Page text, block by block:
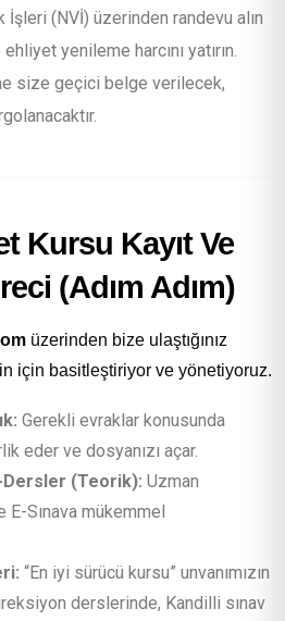
İşleri (NVİ) üzerinden randevu alın
yenileme harcını yatırın.
size geçici belge verilecek,
Kursu Kayıt Ve
(Adım Adım)
üzerinden bize ulaştığınız
için basitleştiriyor ve yönetiyoruz.
Gerekli evraklar konusunda
eder ve dosyanızı açar.
(Teorik): Uzman
E-Sınava mükemmel
“En iyi sürücü kursu” unvanımızın
derslerinde, Kandilli sınav